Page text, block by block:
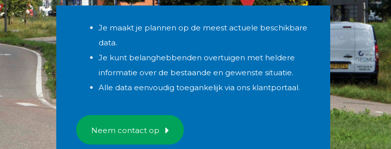
Je maakt je plannen op de meest actuele beschikbare
data.
Je kunt belanghebbenden overtuigen met heldere
informatie over de bestaande en gewenste situatie.
Alle data eenvoudig toegankelijk via ons klantportaal.
Neem contact op